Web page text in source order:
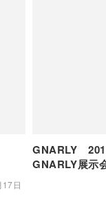
日
GNARLY
GNARLY展示